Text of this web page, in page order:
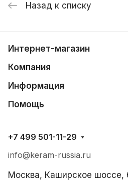
Назад к списку
Интернет-магазин
Компания
Информация
Помощь
+7 499 501-11-29
info@keram-russia.ru
Москва, Каширское шоссе,